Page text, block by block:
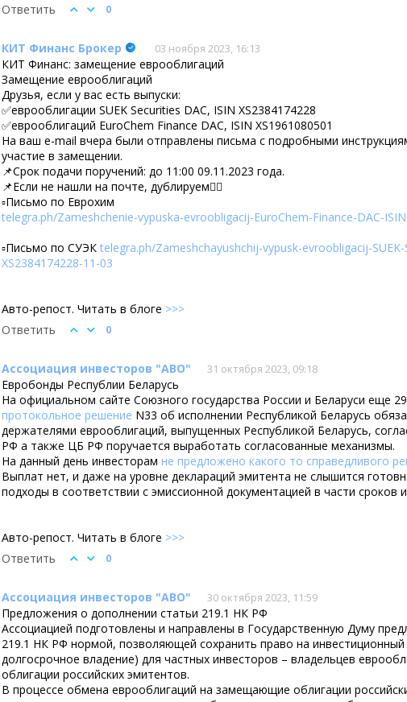
Ответить
0
КИТ Финанс Брокер 03 ноября 2023, 16:13
КИТ Финанс: замещение еврооблигаций
Замещение еврооблигаций
Друзья, если у вас есть выпуски:
✅еврооблигации SUEK Securities DAC, ISIN XS2384174228
✅еврооблигаций EuroChem Finance DAC, ISIN XS1961080501
На ваш e-mail вчера были отправлены письма с подробными
участие в замещении.
📌Срок подачи поручений: до 11:00 09.11.2023 года.
📌Если не нашли на почте, дублируем👇🏼
▫️Письмо по Еврохим
telegra.ph/Zameshchenie-vypuska-evroobligacij-EuroChem-Finance-DAC-
▫️Письмо по СУЭК telegra.ph/Zameshchayushchij-vypusk-evroobligacij-
XS2384174228-11-03
Авто-репост. Читать в блоге >>>
Ответить
0
Ассоциация инвесторов "АВО" 31 октября 2023, 09:18
Евробонды Республии Беларусь
На официальном сайте Союзного государства России и Беларуси еще
протокольное решение N33 об исполнении Республикой Беларусь
держателями еврооблигаций, выпущенных Республикой Беларусь,
РФ а также ЦБ РФ поручается выработать согласованные механизмы.
На данный день инвесторам не предложено какого то справедливого
Выплат нет, и даже на уровне деклараций эмитента не слышится
подходы в соответствии с эмиссионной документацией в части сроков
Авто-репост. Читать в блоге >>>
Ответить
0
Ассоциация инвесторов "АВО" 30 октября 2023, 11:59
Предложения о дополнении статьи 219.1 НК РФ
Ассоциацией подготовлены и направлены в Государственную Думу
219.1 НК РФ нормой, позволяющей сохранить право на
долгосрочное владение) для частных инвесторов – владельцев
облигации российских эмитентов.
В процессе обмена еврооблигаций на замещающие облигации